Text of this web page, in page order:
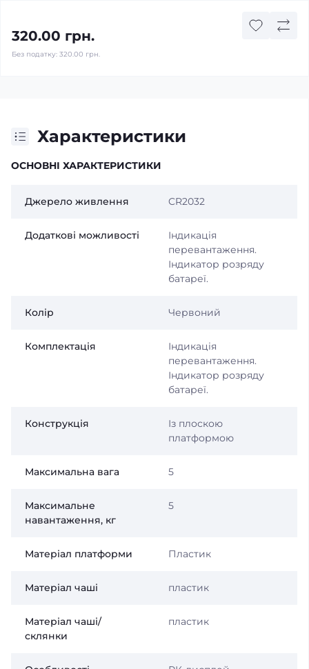
320.00 грн.
Без податку: 320.00 грн.
Характеристики
ОСНОВНІ ХАРАКТЕРИСТИКИ
Джерело живлення CR2032
Додаткові можливості
Індикація
перевантаження.
Індикатор розряду
батареї.
Колір Червоний
Комплектація
Індикація
перевантаження.
Індикатор розряду
батареї.
Конструкція
Із плоскою
платформою
Максимальна вага 5
Максимальне
навантаження, кг
5
Матеріал платформи Пластик
Матеріал чаші пластик
Матеріал чаші/
склянки
пластик